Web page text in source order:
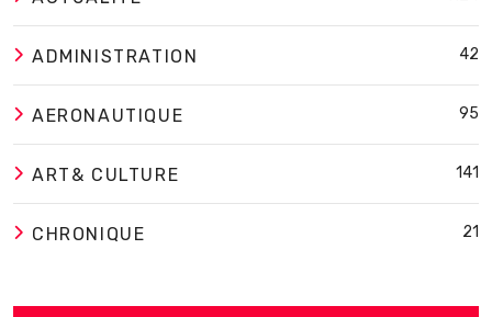
ADMINISTRATION 42
AERONAUTIQUE 95
ART& CULTURE 141
CHRONIQUE 21